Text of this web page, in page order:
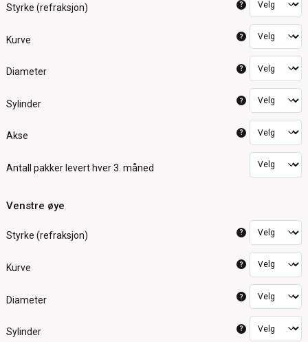
Styrke (refraksjon) ?
Kurve ?
Diameter ?
Sylinder ?
Akse ?
Antall pakker levert hver 3. måned
Venstre øye
Styrke (refraksjon) ?
Kurve ?
Diameter ?
Sylinder ?